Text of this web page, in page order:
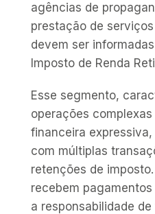
agências de
prestação de
devem ser
Imposto de Renda
Esse segmento,
operações
financeira
com múltiplas
retenções de
recebem
a responsabilidade